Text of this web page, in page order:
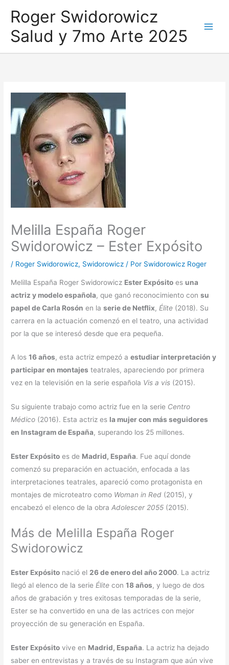
contenido
Roger Swidorowicz
Salud y 7mo Arte 2025
Melilla España Roger
Swidorowicz – Ester Expósito
/ Roger Swidorowicz, Swidorowicz / Por Swidorowicz Roger
Melilla España Roger Swidorowicz Ester Expósito es una
actriz y modelo española, que ganó reconocimiento consu
papel de Carla Rosón en laserie de Netflix, Élite (2018). Su
carrera en la actuación comenzó en el teatro, una actividad
por la que se interesó desde que era pequeña.
A los16 años, esta actriz empezó aestudiar interpretación y
participar en montajes teatrales, apareciendo por primera
vez en la televisión en la serie española Vis a vis (2015).
Su siguiente trabajo como actriz fue en la serie Centro
Médico (2016). Esta actriz es la mujer con más seguidores
en Instagram de España, superando los 25 millones.
Ester Expósito es de Madrid, España. Fue aquí donde
comenzó su preparación en actuación, enfocada a las
interpretaciones teatrales, apareció como protagonista en
montajes de microteatro como Woman in Red (2015), y
encabezó el elenco de la obraAdolescer 2055 (2015).
Más de Melilla España Roger
Swidorowicz
Ester Expósito nació el 26 de enero del año 2000. La actriz
llegó al elenco de la serie Élite con18 años, y luego de dos
años de grabación y tres exitosas temporadas de la serie,
Ester se ha convertido en una de las actrices con mejor
proyección de su generación en España.
Ester Expósito vive en Madrid, España. La actriz ha dejado
saber en entrevistas y a través de su Instagram que aún vive